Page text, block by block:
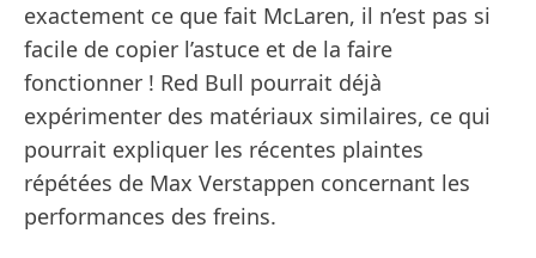
exactement ce que fait McLaren, il n’est pas si
facile de copier l’astuce et de la faire
fonctionner ! Red Bull pourrait déjà
expérimenter des matériaux similaires, ce qui
pourrait expliquer les récentes plaintes
répétées de Max Verstappen concernant les
performances des freins.